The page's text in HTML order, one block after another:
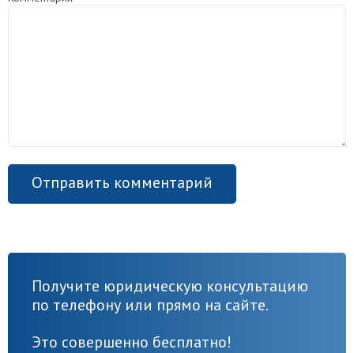
Получите юридическую консультацию
по телефону или прямо на сайте.
Это совершенно бесплатно!